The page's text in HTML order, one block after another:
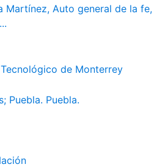
Martínez, Auto general de la fe,
de Monterrey
Puebla. Puebla.